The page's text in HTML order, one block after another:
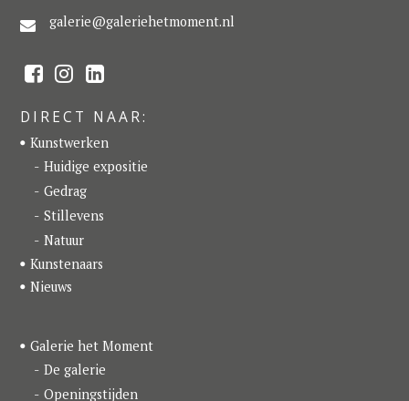
galerie@galeriehetmoment.nl
F
a
e
b
o
o
k
t
a
g
r
a
m
L
i
k
e
d
I
n
DIRECT NAAR:
Kunstwerken
Huidige expositie
Gedrag
Stillevens
Natuur
Kunstenaars
Nieuws
Galerie het Moment
De galerie
Openingstijden